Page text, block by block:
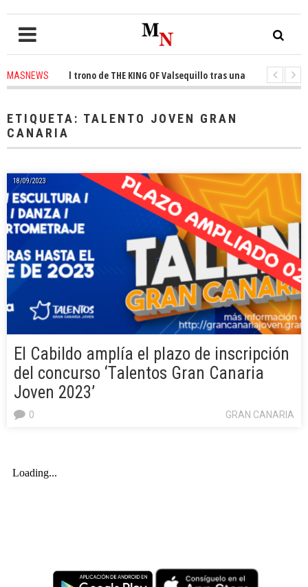
MASNEWSel trono de THE KING OF Valsequillo tras una jornada de
ETIQUETA: TALENTO JOVEN GRAN
CANARIA
18/09/2023
El Cabildo amplía el plazo de inscripción
del concurso ‘Talentos Gran Canaria
Joven 2023’
GRAN CANARIA
0